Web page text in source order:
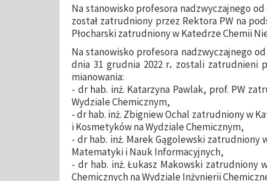
Na stanowisko profesora nadzwyczajnego
został zatrudniony przez Rektora PW na
Płocharski zatrudniony w Katedrze Chemii
Na stanowisko profesora nadzwyczajnego
dnia 31 grudnia 2022 r. zostali zatrudnieni
mianowania:
- dr hab. inż. Katarzyna Pawlak, prof. PW
Wydziale Chemicznym,
- dr hab. inż. Zbigniew Ochal zatrudniony w
i Kosmetyków na Wydziale Chemicznym,
- dr hab. inż. Marek Gągolewski zatrudniony
Matematyki i Nauk Informacyjnych,
- dr hab. inż. Łukasz Makowski zatrudniony
Chemicznych na Wydziale Inżynierii